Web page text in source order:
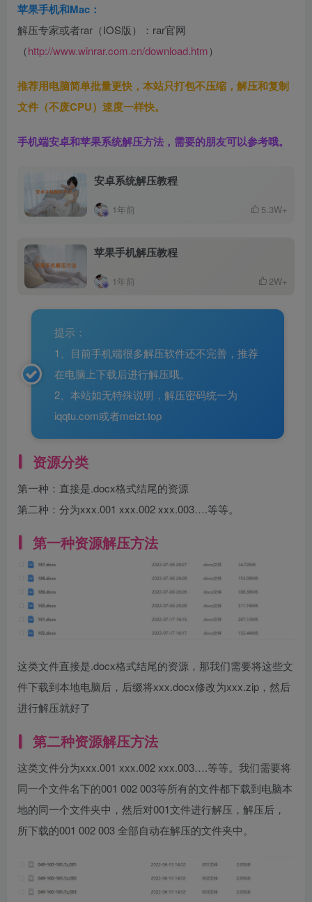
苹果手机和Mac：
解压专家或者rar（IOS版）：rar官网
（http://www.winrar.com.cn/download.htm）
推荐用电脑简单批量更快，本站只打包不压缩，解压和复制
文件（不废CPU）速度一样快。
手机端安卓和苹果系统解压方法，需要的朋友可以参考哦。
安卓系统解压教程
1年前 5.3W+
苹果手机解压教程
1年前 2W+
提示：
1、目前手机端很多解压软件还不完善，推荐
在电脑上下载后进行解压哦。
2、本站如无特殊说明，解压密码统一为
iqqtu.com或者meizt.top
资源分类
第一种：直接是.docx格式结尾的资源
第二种：分为xxx.001 xxx.002 xxx.003….等等。
第一种资源解压方法
这类文件直接是.docx格式结尾的资源，那我们需要将这些文
件下载到本地电脑后，后缀将xxx.docx修改为xxx.zip，然后
进行解压就好了
第二种资源解压方法
这类文件分为xxx.001 xxx.002 xxx.003….等等。我们需要将
同一个文件名下的001 002 003等所有的文件都下载到电脑本
地的同一个文件夹中，然后对001文件进行解压，解压后，
所下载的001 002 003 全部自动在解压的文件夹中。